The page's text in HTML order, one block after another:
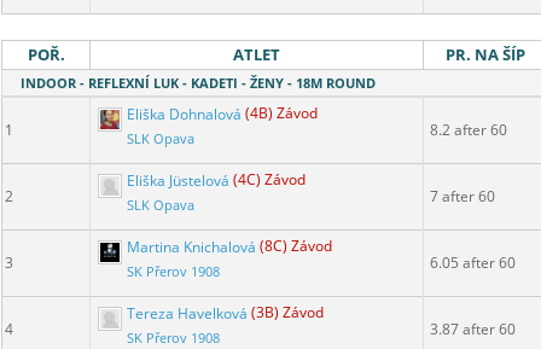
POŘ. ATLET PR. NA ŠÍP
INDOOR - REFLEXNÍ LUK - KADETI - ŽENY - 18M ROUND
1
Eliška Dohnalová (4B) Závod
SLK Opava 8.2 after 60
2
Eliška Jüstelová (4C) Závod
SLK Opava 7 after 60
3
Martina Knichalová (8C) Závod
SK Přerov 1908 6.05 after 60
4
Tereza Havelková (3B) Závod
SK Přerov 1908 3.87 after 60